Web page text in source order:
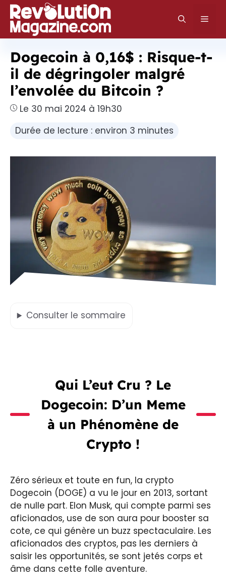
Aller
au
contenu
Dogecoin à 0,16$ : Risque-t-
il de dégringoler malgré
l’envolée du Bitcoin ?
Le 30 mai 2024 à 19h30
Durée de lecture : environ 3 minutes
Consulter le sommaire
Qui L’eut Cru ? Le
Dogecoin: D’un Meme
à un Phénomène de
Crypto !
Zéro sérieux et toute en fun, la crypto
Dogecoin (DOGE) a vu le jour en 2013, sortant
de nulle part. Elon Musk, qui compte parmi ses
aficionados, use de son aura pour booster sa
cote, ce qui génère un buzz spectaculaire. Les
aficionados des cryptos, pas les derniers à
saisir les opportunités, se sont jetés corps et
âme dans cette folle aventure.